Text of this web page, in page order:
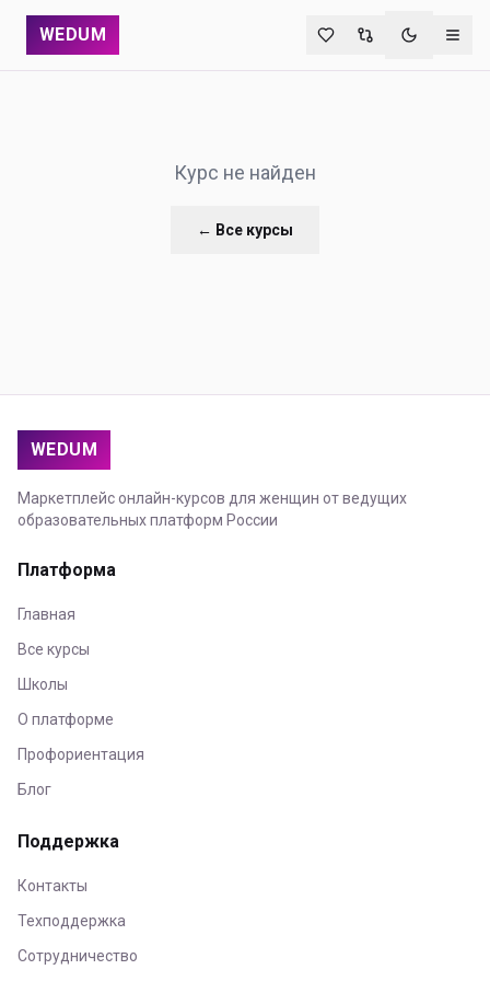
WEDUM
Курс не найден
← Все курсы
WEDUM
Маркетплейс онлайн-курсов для женщин от ведущих
образовательных платформ России
Платформа
Главная
Все курсы
Школы
О платформе
Профориентация
Блог
Поддержка
Контакты
Техподдержка
Сотрудничество